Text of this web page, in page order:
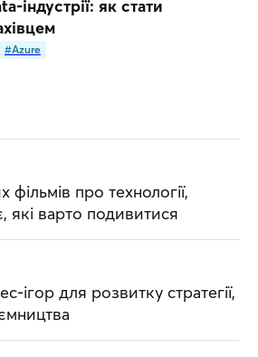
індустрії: як стати
#Azure
про технології,
які варто подивитися
ігор для розвитку стратегії,